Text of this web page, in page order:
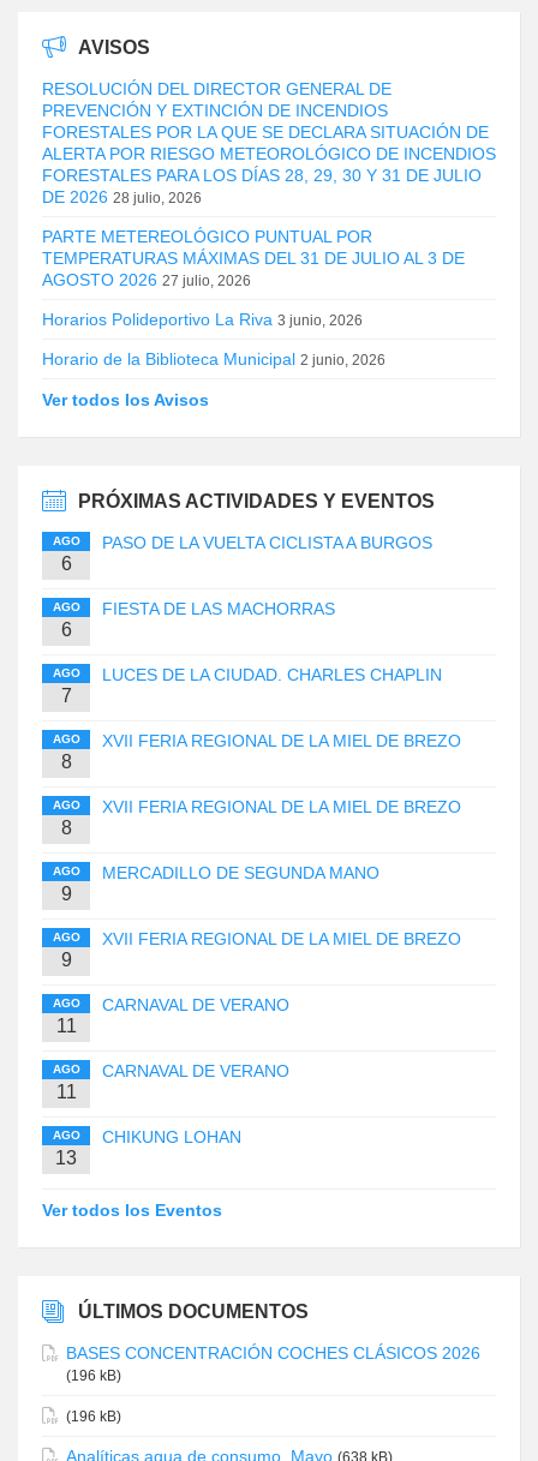
AVISOS
RESOLUCIÓN DEL DIRECTOR GENERAL DE
PREVENCIÓN Y EXTINCIÓN DE INCENDIOS
FORESTALES POR LA QUE SE DECLARA SITUACIÓN DE
ALERTA POR RIESGO METEOROLÓGICO DE INCENDIOS
FORESTALES PARA LOS DÍAS 28, 29, 30 Y 31 DE JULIO
DE 2026 28 julio, 2026
PARTE METEREOLÓGICO PUNTUAL POR
TEMPERATURAS MÁXIMAS DEL 31 DE JULIO AL 3 DE
AGOSTO 2026 27 julio, 2026
Horarios Polideportivo La Riva 3 junio, 2026
Horario de la Biblioteca Municipal 2 junio, 2026
Ver todos los Avisos
PRÓXIMAS ACTIVIDADES Y EVENTOS
AGO
6
PASO DE LA VUELTA CICLISTA A BURGOS
AGO
6
FIESTA DE LAS MACHORRAS
AGO
7
LUCES DE LA CIUDAD. CHARLES CHAPLIN
AGO
8
XVII FERIA REGIONAL DE LA MIEL DE BREZO
AGO
8
XVII FERIA REGIONAL DE LA MIEL DE BREZO
AGO
9
MERCADILLO DE SEGUNDA MANO
AGO
9
XVII FERIA REGIONAL DE LA MIEL DE BREZO
AGO
11
CARNAVAL DE VERANO
AGO
11
CARNAVAL DE VERANO
AGO
13
CHIKUNG LOHAN
Ver todos los Eventos
ÚLTIMOS DOCUMENTOS
BASES CONCENTRACIÓN COCHES CLÁSICOS 2026
(196 kB)
(196 kB)
Analíticas agua de consumo. Mayo (638 kB)